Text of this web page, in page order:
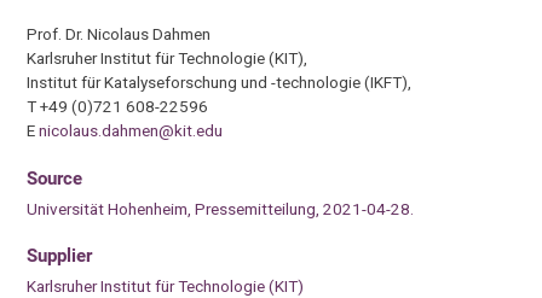
Prof. Dr. Nicolaus Dahmen
Karlsruher Institut für Technologie (KIT),
Institut für Katalyseforschung und -technologie (IKFT),
T +49 (0)721 608-22596
Enicolaus.dahmen@kit.edu
Source
Universität Hohenheim, Pressemitteilung, 2021-04-28.
Supplier
Karlsruher Institut für Technologie (KIT)